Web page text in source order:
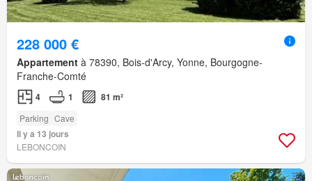
228 000 €
Appartement à 78390, Bois-d'Arcy, Yonne, Bourgogne-
Franche-Comté
4 1 81 m²
Parking Cave
Il y a 13 jours
LEBONCOIN